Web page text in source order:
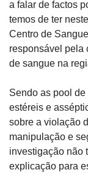
a falar de factos
temos de ter
Centro de
responsável pela
de sangue na
Sendo as pool
estéreis e
sobre a violação
manipulação e
investigação não
explicação para